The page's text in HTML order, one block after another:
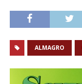
ALMAGRO